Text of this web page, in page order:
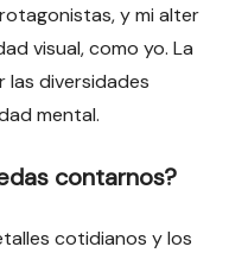
y mi alter
visual, como yo. La
las diversidades
mental.
contarnos?
cotidianos y los